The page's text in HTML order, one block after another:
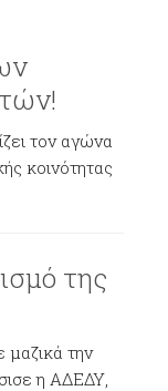
τον αγώνα
κοινότητας
της
την
η ΑΔΕΔΥ,